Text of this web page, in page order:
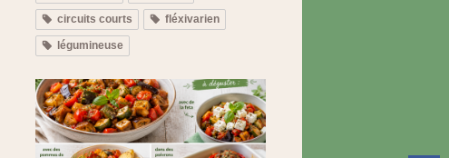
circuits courts fléxivarien
légumineuse